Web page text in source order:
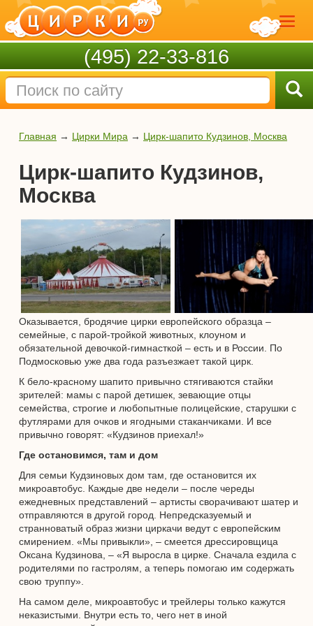
(495) 22-33-816
Главная → Цирки Мира → Цирк-шапито Кудзинов, Москва
Цирк-шапито Кудзинов,
Москва
Оказывается, бродячие цирки европейского образца –
семейные, с парой-тройкой животных, клоуном и
обязательной девочкой-гимнасткой – есть и в России. По
Подмосковью уже два года разъезжает такой цирк.
К бело-красному шапито привычно стягиваются стайки
зрителей: мамы с парой детишек, зевающие отцы
семейства, строгие и любопытные полицейские, старушки с
футлярами для очков и ягодными стаканчиками. И все
привычно говорят: «Кудзинов приехал!»
Где остановимся, там и дом
Для семьи Кудзиновых дом там, где остановится их
микроавтобус. Каждые две недели – после череды
ежедневных представлений – артисты сворачивают шатер и
отправляются в другой город. Непредсказуемый и
странноватый образ жизни циркачи ведут с европейским
смирением. «Мы привыкли», – смеется дрессировщица
Оксана Кудзинова, – «Я выросла в цирке. Сначала ездила с
родителями по гастролям, а теперь помогаю им содержать
свою труппу».
На самом деле, микроавтобус и трейлеры только кажутся
неказистыми. Внутри есть то, чего нет в иной